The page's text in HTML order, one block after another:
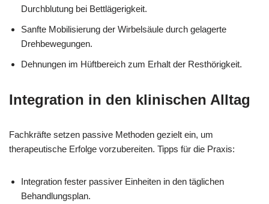
Durchblutung bei Bettlägerigkeit.
Sanfte Mobilisierung der Wirbelsäule durch gelagerte
Drehbewegungen.
Dehnungen im Hüftbereich zum Erhalt der Resthörigkeit.
Integration in den klinischen Alltag
Fachkräfte setzen passive Methoden gezielt ein, um
therapeutische Erfolge vorzubereiten. Tipps für die Praxis:
Integration fester passiver Einheiten in den täglichen
Behandlungsplan.